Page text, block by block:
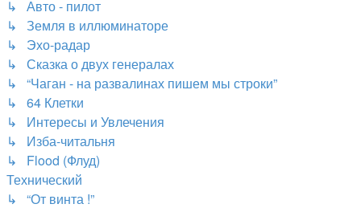
↳ Авто - пилот
↳ Земля в иллюминаторе
↳ Эхо-радар
↳ Сказка о двух генералах
↳ “Чаган - на развалинах пишем мы строки”
↳ 64 Клетки
↳ Интересы и Увлечения
↳ Изба-читальня
↳ Flood (Флуд)
Технический
↳ “От винта !”